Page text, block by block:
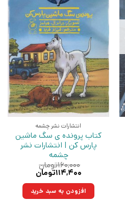
انتشارات نشر چشمه
کتاب پرونده ی سگ ماشین
پارس کن | انتشارات نشر
چشمه
۱۶۰,۰۰۰تومان
قیمت
۱۶۰,۰۰۰تومان
بود.
۱۱۴,۴۰۰تومان
۱۱۴,۴۰۰تومان.افزودن به سبد خرید